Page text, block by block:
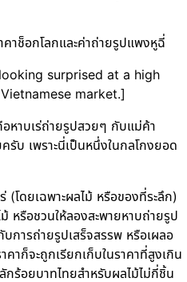
าช็อกโลกและค่าถ่ายรูปแพงหูฉี่
surprised at a high
market.]
หาบเร่ถ่ายรูปสวยๆ กับแม่ค้า
รับ เพราะนี่เป็นหนึ่งในกลโกงยอด
(โดยเฉพาะผลไม้ หรือของที่ระลึก)
หรือชวนให้ลองสะพายหาบถ่ายรูป
ารถ่ายรูปเสร็จสรรพ หรือเผลอ
าก็จะถูกเรียกเก็บในราคาที่สูงเกิน
ร้อยบาทไทยสำหรับผลไม้ไม่กี่ชิ้น